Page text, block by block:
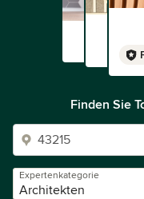
Finden Sie
Expertenkategorie
Architekten